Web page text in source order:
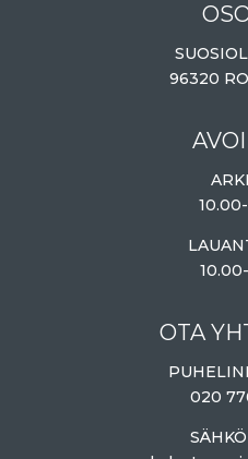
96320
OTA
020